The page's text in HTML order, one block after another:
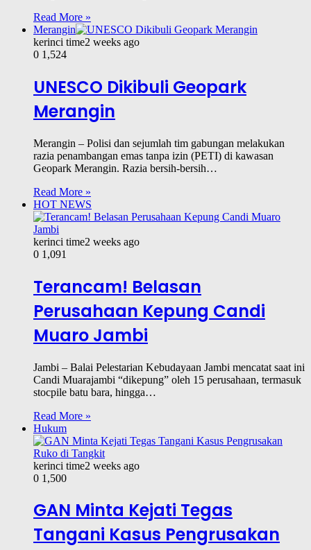
Read More »
Merangin
kerinci time2 weeks ago
0 1,524
UNESCO Dikibuli Geopark
Merangin
Merangin – Polisi dan sejumlah tim gabungan melakukan
razia penambangan emas tanpa izin (PETI) di kawasan
Geopark Merangin. Razia bersih-bersih…
Read More »
HOT NEWS
kerinci time2 weeks ago
0 1,091
Terancam! Belasan
Perusahaan Kepung Candi
Muaro Jambi
Jambi – Balai Pelestarian Kebudayaan Jambi mencatat saat ini
Candi Muarajambi “dikepung” oleh 15 perusahaan, termasuk
stocpile batu bara, hingga…
Read More »
Hukum
kerinci time2 weeks ago
0 1,500
GAN Minta Kejati Tegas
Tangani Kasus Pengrusakan